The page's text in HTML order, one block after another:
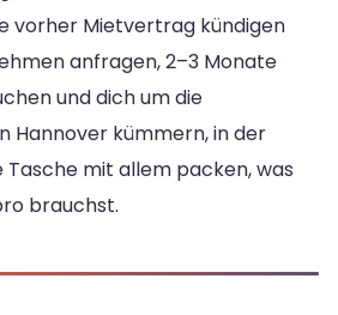
vorher Mietvertrag kündigen
anfragen, 2–3 Monate
und dich um die
Hannover kümmern, in der
mit allem packen, was
brauchst.